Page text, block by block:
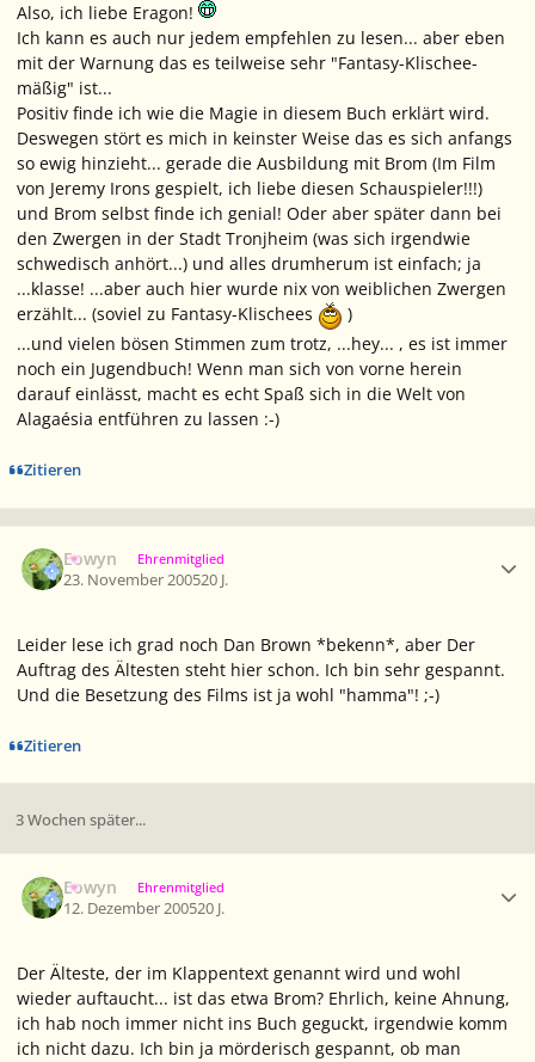
Also, ich liebe Eragon!
Ich kann es auch nur jedem empfehlen zu lesen... aber eben
mit der Warnung das es teilweise sehr "Fantasy-Klischee-
mäßig" ist...
Positiv finde ich wie die Magie in diesem Buch erklärt wird.
Deswegen stört es mich in keinster Weise das es sich anfangs
so ewig hinzieht... gerade die Ausbildung mit Brom (Im Film
von Jeremy Irons gespielt, ich liebe diesen Schauspieler!!!)
und Brom selbst finde ich genial! Oder aber später dann bei
den Zwergen in der Stadt Tronjheim (was sich irgendwie
schwedisch anhört...) und alles drumherum ist einfach; ja
...klasse! ...aber auch hier wurde nix von weiblichen Zwergen
erzählt... (soviel zu Fantasy-Klischees
)
...und vielen bösen Stimmen zum trotz, ...hey... , es ist immer
noch ein Jugendbuch! Wenn man sich von vorne herein
darauf einlässt, macht es echt Spaß sich in die Welt von
Alagaésia entführen zu lassen :-)
Zitieren
Eowyn Ehrenmitglied
23. November 200520 J.
Leider lese ich grad noch Dan Brown *bekenn*, aber Der
Auftrag des Ältesten steht hier schon. Ich bin sehr gespannt.
Und die Besetzung des Films ist ja wohl "hamma"! ;-)
Zitieren
3 Wochen später...
Eowyn Ehrenmitglied
12. Dezember 200520 J.
Der Älteste, der im Klappentext genannt wird und wohl
wieder auftaucht... ist das etwa Brom? Ehrlich, keine Ahnung,
ich hab noch immer nicht ins Buch geguckt, irgendwie komm
ich nicht dazu. Ich bin ja mörderisch gespannt, ob man